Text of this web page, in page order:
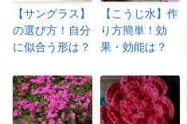
【サングラス】
の選び方！自分
に似合う形は？
【こうじ水】作
り方簡単！効
果・効能は？